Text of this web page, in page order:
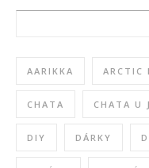
AARIKKA ARCTIC
CHATA CHATA U
DIY DÁRKY